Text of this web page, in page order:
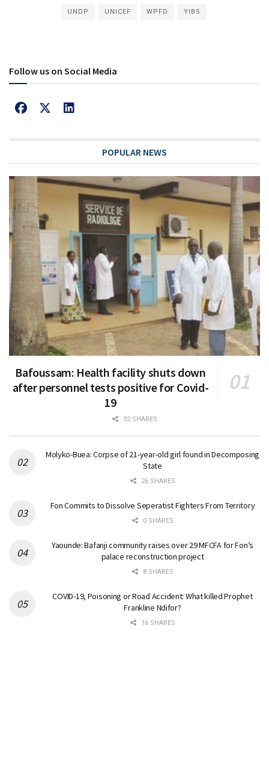
UNDP UNICEF WPFD YIBS
Follow us on Social Media
POPULAR NEWS
Bafoussam: Health facility shuts down
after personnel tests positive for Covid-
19
32 SHARES
Molyko-Buea: Corpse of 21-year-old girl found in Decomposing
State
26 SHARES
Fon Commits to Dissolve Seperatist Fighters From Territory
0 SHARES
Yaounde: Bafanji community raises over 29 MFCFA for Fon’s
palace reconstruction project
8 SHARES
COVID-19, Poisoning or Road Accident: What killed Prophet
Frankline Ndifor?
16 SHARES